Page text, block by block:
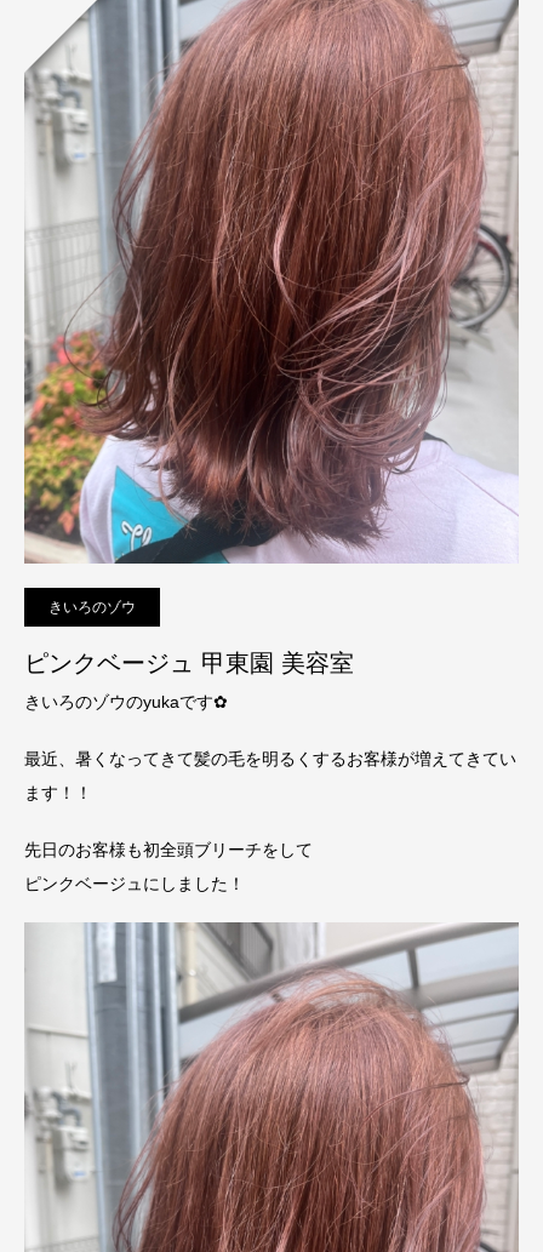
きいろのゾウ
ピンクベージュ 甲東園 美容室
きいろのゾウのyukaです‪✿‬
最近、暑くなってきて髪の毛を明るくするお客様が増えてきてい
ます！！
先日のお客様も初全頭ブリーチをして
ピンクベージュにしました！